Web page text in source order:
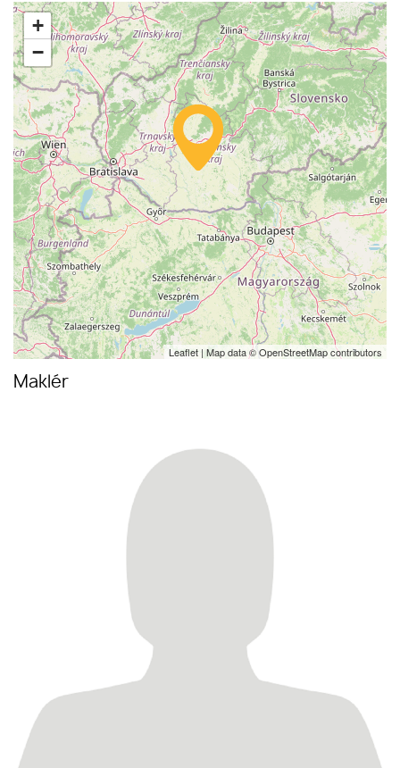
+
−
Leaflet | Map data ©OpenStreetMapcontributors
Maklér